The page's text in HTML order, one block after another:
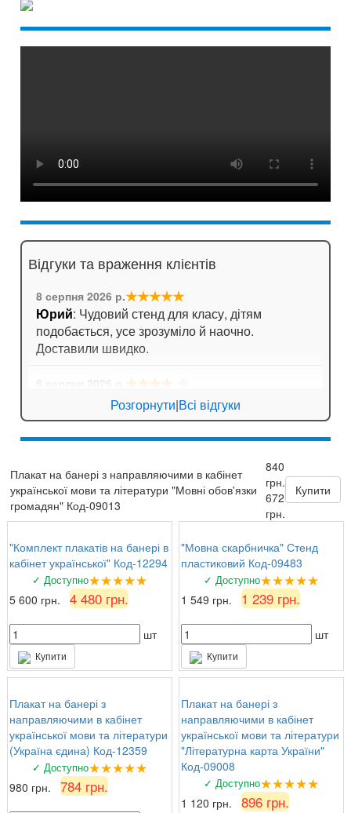
Відгуки та враження клієнтів
8 серпня 2026 р.★★★★★
Юрий: Чудовий стенд для класу, дітям
подобається, усе зрозуміло й наочно.
Доставили швидко.
★★★★
: Стенд для кабінету хімії дуже яскравий,
вчителі задоволені!
Валентина Петрівна, директор: Замовляли
комплект стендів з техніки безпеки. Все на
найвищому рівні, вчителі та учні задоволені!
Розгорнути|Всі відгуки
Плакат на банері з направляючими в кабінет
української мови та літератури "Мовні обов'язки
громадян" Код-09013
840
грн.
672
грн.
Купити
"Комплект плакатів на банері в
кабінет української" Код-12294
✓ Доступно★★★★★
5 600 грн. 4 480 грн.
шт
Купити
"Мовна скарбничка" Стенд
пластиковий Код-09483
✓ Доступно★★★★★
1 549 грн. 1 239 грн.
шт
Купити
Плакат на банері з
направляючими в кабінет
української мови та літератури
(Україна єдина) Код-12359
✓ Доступно★★★★★
980 грн. 784 грн.
Плакат на банері з
направляючими в кабінет
української мови та літератури
"Літературна карта України"
Код-09008
✓ Доступно★★★★★
1 120 грн. 896 грн.